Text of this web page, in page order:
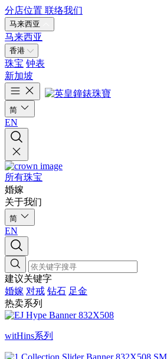
分店位置 联络我们
马来西亚
马来西亚
香港
珠宝 钟表
新加坡
简
EN
所有珠宝
婚嫁
关于我们
简
EN
建议关键字
婚嫁 对戒 钻石 足金
热卖系列
witHins系列